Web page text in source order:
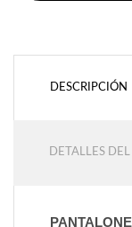
DESCRIPCIÓN
DETALLES